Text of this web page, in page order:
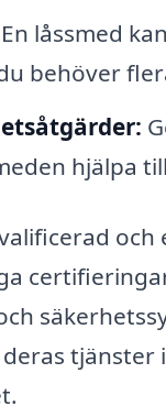
En låssmed
behöver
hjälpa